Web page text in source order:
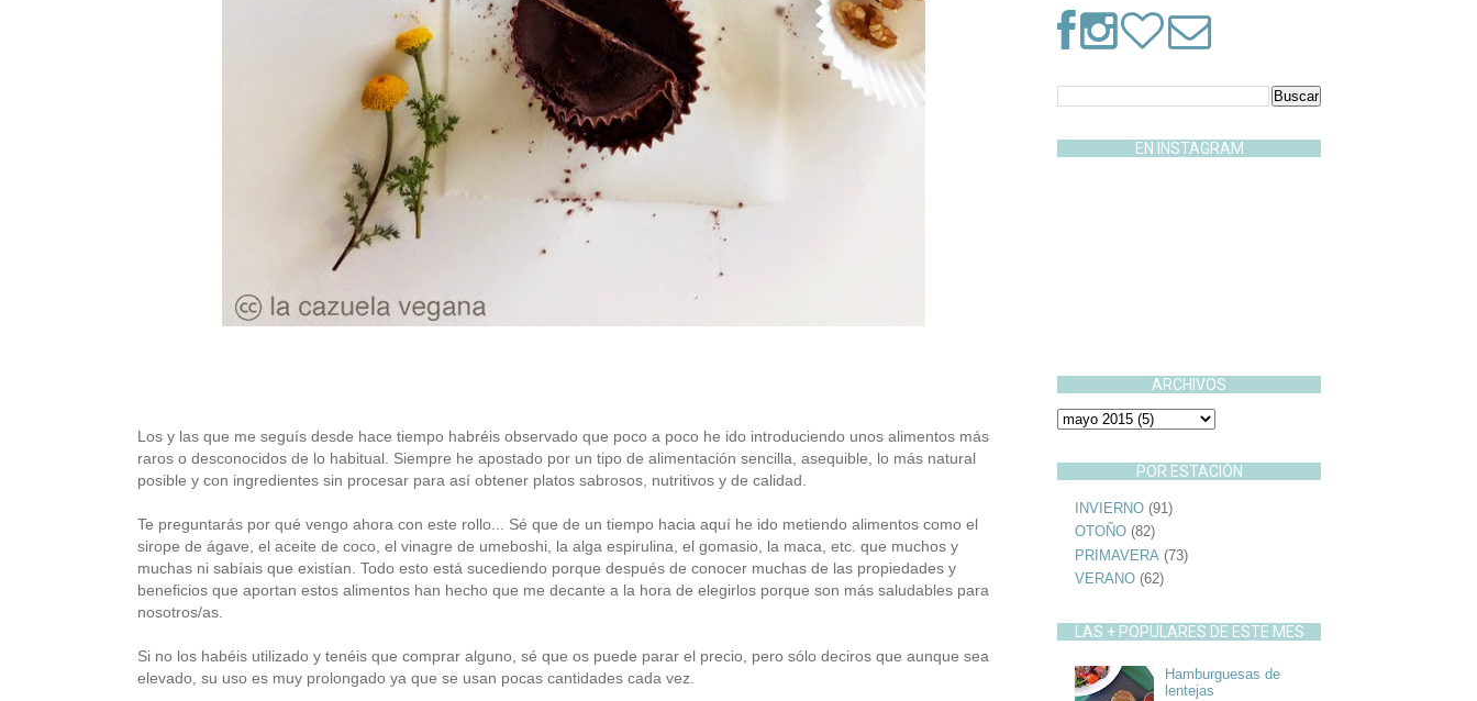
Los y las que me seguís desde hace tiempo habréis observado que poco a poco he ido introduciendo unos alimentos más
raros o desconocidos de lo habitual. Siempre he apostado por un tipo de alimentación sencilla, asequible, lo más natural
posible y con ingredientes sin procesar para así obtener platos sabrosos, nutritivos y de calidad.
Te preguntarás por qué vengo ahora con este rollo... Sé que de un tiempo hacia aquí he ido metiendo alimentos como el
sirope de ágave, el aceite de coco, el vinagre de umeboshi, la alga espirulina, el gomasio, la maca, etc. que muchos y
muchas ni sabíais que existían. Todo esto está sucediendo porque después de conocer muchas de las propiedades y
beneficios que aportan estos alimentos han hecho que me decante a la hora de elegirlos porque son más saludables para
nosotros/as.
Si no los habéis utilizado y tenéis que comprar alguno, sé que os puede parar el precio, pero sólo deciros que aunque sea
elevado, su uso es muy prolongado ya que se usan pocas cantidades cada vez.
EN INSTAGRAM
ARCHIVOS
POR ESTACIÓN
INVIERNO (91)
OTOÑO (82)
PRIMAVERA (73)
VERANO (62)
LAS + POPULARES DE ESTE MES
Hamburguesas de
lentejas